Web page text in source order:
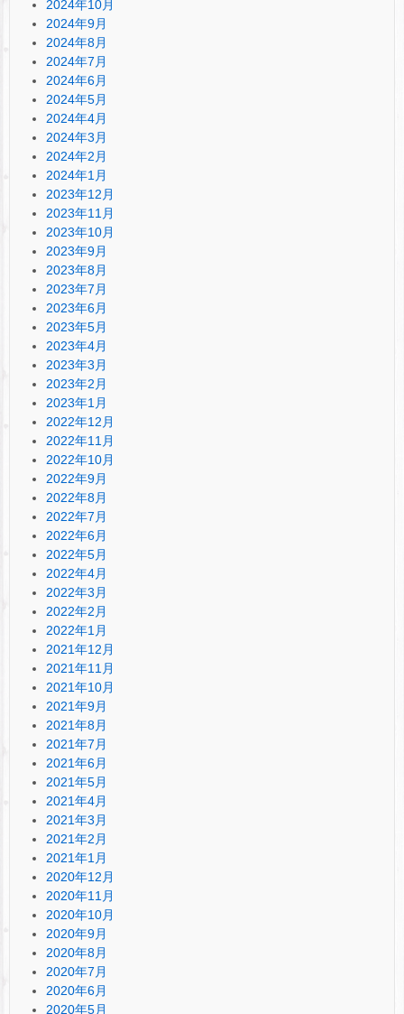
2024年10月
2024年9月
2024年8月
2024年7月
2024年6月
2024年5月
2024年4月
2024年3月
2024年2月
2024年1月
2023年12月
2023年11月
2023年10月
2023年9月
2023年8月
2023年7月
2023年6月
2023年5月
2023年4月
2023年3月
2023年2月
2023年1月
2022年12月
2022年11月
2022年10月
2022年9月
2022年8月
2022年7月
2022年6月
2022年5月
2022年4月
2022年3月
2022年2月
2022年1月
2021年12月
2021年11月
2021年10月
2021年9月
2021年8月
2021年7月
2021年6月
2021年5月
2021年4月
2021年3月
2021年2月
2021年1月
2020年12月
2020年11月
2020年10月
2020年9月
2020年8月
2020年7月
2020年6月
2020年5月